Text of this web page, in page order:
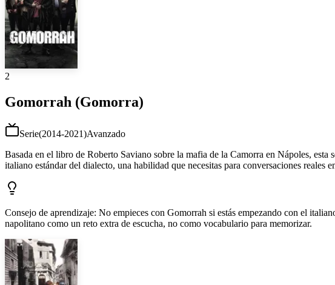
2
Gomorrah (Gomorra)
Serie(2014-2021)Avanzado
Basada en el libro de Roberto Saviano sobre la mafia de la Camorra en Nápoles,
italiano estándar del dialecto, una habilidad que necesitas para conversaciones
Consejo de aprendizaje: No empieces con Gomorrah si estás empezando con el
napolitano como un reto extra de escucha, no como vocabulario para memorizar.